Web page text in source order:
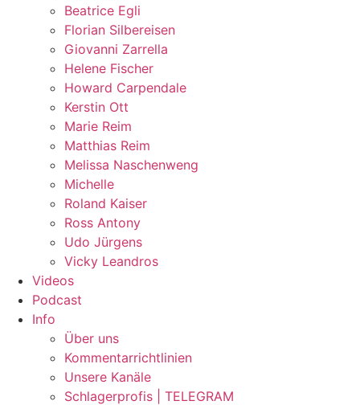
Beatrice Egli
Florian Silbereisen
Giovanni Zarrella
Helene Fischer
Howard Carpendale
Kerstin Ott
Marie Reim
Matthias Reim
Melissa Naschenweng
Michelle
Roland Kaiser
Ross Antony
Udo Jürgens
Vicky Leandros
Videos
Podcast
Info
Über uns
Kommentarrichtlinien
Unsere Kanäle
Schlagerprofis | TELEGRAM